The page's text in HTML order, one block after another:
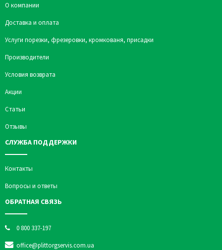
О компании
Доставка и оплата
Услуги порезки, фрезеровки, кромкованя, присадки
Производители
Условия возврата
Акции
Статьи
Отзывы
СЛУЖБА ПОДДЕРЖКИ
Контакты
Вопросы и ответы
ОБРАТНАЯ СВЯЗЬ
0 800 337-197
office@plittorgservis.com.ua